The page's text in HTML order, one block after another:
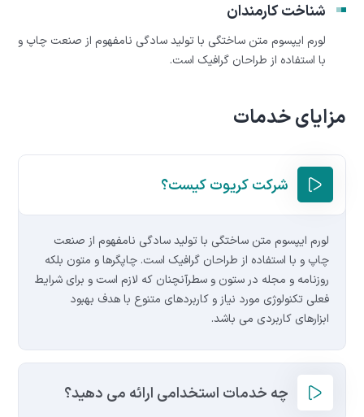
شناخت کارمندان
لورم ایپسوم متن ساختگی با تولید سادگی نامفهوم از صنعت چاپ و
با استفاده از طراحان گرافیک است.
مزایای خدمات
شرکت کریوت کیست؟
لورم ایپسوم متن ساختگی با تولید سادگی نامفهوم از صنعت
چاپ و با استفاده از طراحان گرافیک است. چاپگرها و متون بلکه
روزنامه و مجله در ستون و سطرآنچنان که لازم است و برای شرایط
فعلی تکنولوژی مورد نیاز و کاربردهای متنوع با هدف بهبود
ابزارهای کاربردی می باشد.
چه خدمات استخدامی ارائه می دهید؟